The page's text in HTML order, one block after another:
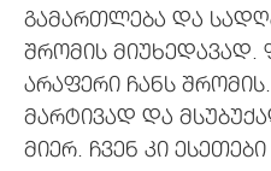
გამართლება და
შრომის მიუხედავად.
არაფერი ჩანს
მარტივად და
მიერ. ჩვენ კი